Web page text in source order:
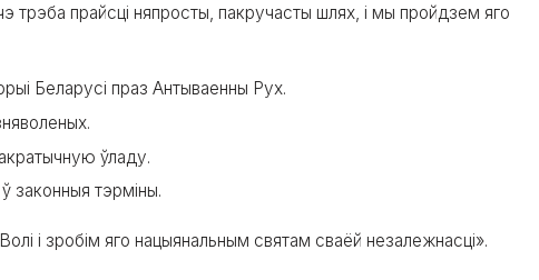
трэба прайсці няпросты, пакручасты шлях, і мы пройдзем яго
Беларусі праз Антываенны Рух.
ўладу.
законныя тэрміны.
і зробім яго нацыянальным святам сваёй незалежнасці».